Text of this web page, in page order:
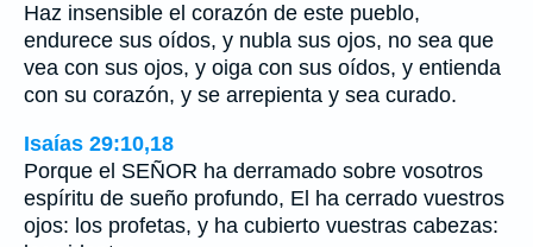
Haz insensible el corazón de este pueblo,
endurece sus oídos, y nubla sus ojos, no sea que
vea con sus ojos, y oiga con sus oídos, y entienda
con su corazón, y se arrepienta y sea curado.
Isaías 29:10,18
Porque el SEÑOR ha derramado sobre vosotros
espíritu de sueño profundo, El ha cerrado vuestros
ojos: los profetas, y ha cubierto vuestras cabezas: